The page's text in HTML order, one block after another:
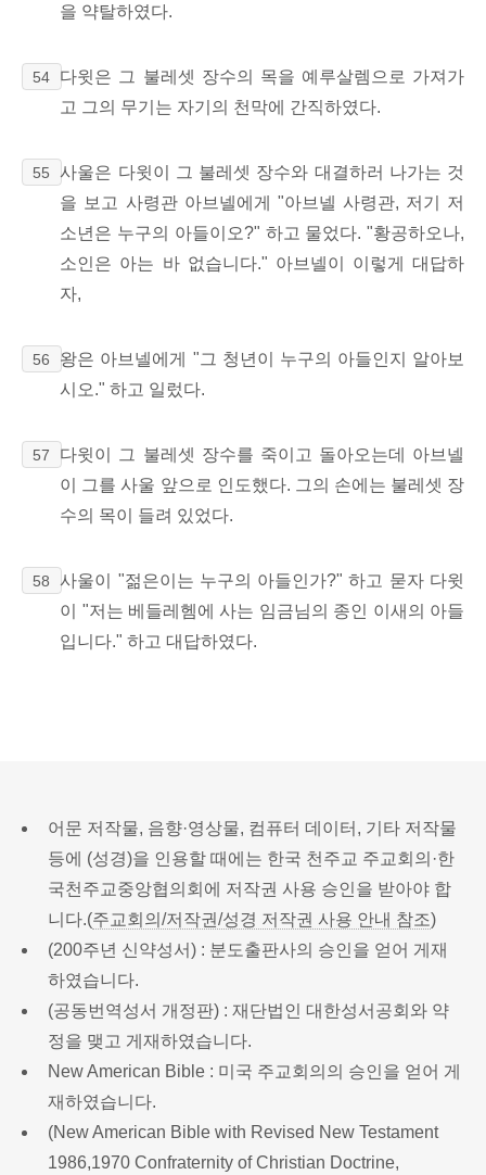
을 약탈하였다.
54
다윗은 그 불레셋 장수의 목을 예루살렘으로 가져가
고 그의 무기는 자기의 천막에 간직하였다.
55
사울은 다윗이 그 불레셋 장수와 대결하러 나가는 것
을 보고 사령관 아브넬에게 "아브넬 사령관, 저기 저
소년은 누구의 아들이오?" 하고 물었다. "황공하오나,
소인은 아는 바 없습니다." 아브넬이 이렇게 대답하
자,
56
왕은 아브넬에게 "그 청년이 누구의 아들인지 알아보
시오." 하고 일렀다.
57
다윗이 그 불레셋 장수를 죽이고 돌아오는데 아브넬
이 그를 사울 앞으로 인도했다. 그의 손에는 불레셋 장
수의 목이 들려 있었다.
58
사울이 "젊은이는 누구의 아들인가?" 하고 묻자 다윗
이 "저는 베들레헴에 사는 임금님의 종인 이새의 아들
입니다." 하고 대답하였다.
어문 저작물, 음향·영상물, 컴퓨터 데이터, 기타 저작물
등에 (성경)을 인용할 때에는 한국 천주교 주교회의·한
국천주교중앙협의회에 저작권 사용 승인을 받아야 합
니다.(주교회의/저작권/성경 저작권 사용 안내 참조)
(200주년 신약성서) : 분도출판사의 승인을 얻어 게재
하였습니다.
(공동번역성서 개정판) : 재단법인 대한성서공회와 약
정을 맺고 게재하였습니다.
New American Bible : 미국 주교회의의 승인을 얻어 게
재하였습니다.
(New American Bible with Revised New Testament
1986,1970 Confraternity of Christian Doctrine,